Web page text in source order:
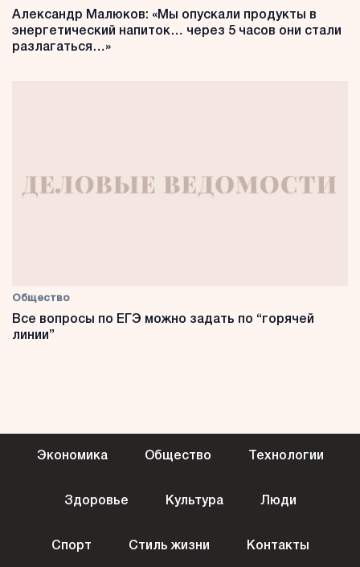
Александр Малюков: «Мы опускали продукты в
энергетический напиток… через 5 часов они стали
разлагаться…»
Общество
Все вопросы по ЕГЭ можно задать по “горячей
линии”
Экономика Общество Технологии
Здоровье Культура Люди
Спорт Стиль жизни Контакты